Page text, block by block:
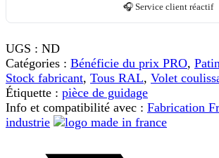
cale
volet
coulissant
🎧 Service client réactif
UGS : ND
Catégories : Bénéficie du prix PRO,
Stock fabricant, Tous RAL, Volet
Étiquette : pièce de guidage
Info et compatibilité avec : Fabrication
industrie